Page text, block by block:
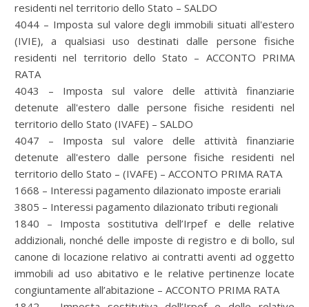
residenti nel territorio dello Stato – SALDO
4044 – Imposta sul valore degli immobili situati all'estero
(IVIE), a qualsiasi uso destinati dalle persone fisiche
residenti nel territorio dello Stato – ACCONTO PRIMA
RATA
4043 – Imposta sul valore delle attività finanziarie
detenute all'estero dalle persone fisiche residenti nel
territorio dello Stato (IVAFE) – SALDO
4047 – Imposta sul valore delle attività finanziarie
detenute all'estero dalle persone fisiche residenti nel
territorio dello Stato – (IVAFE) – ACCONTO PRIMA RATA
1668 – Interessi pagamento dilazionato imposte erariali
3805 – Interessi pagamento dilazionato tributi regionali
1840 – Imposta sostitutiva dell’Irpef e delle relative
addizionali, nonché delle imposte di registro e di bollo, sul
canone di locazione relativo ai contratti aventi ad oggetto
immobili ad uso abitativo e le relative pertinenze locate
congiuntamente all’abitazione – ACCONTO PRIMA RATA